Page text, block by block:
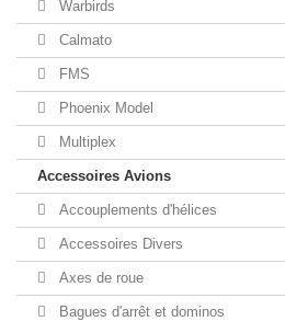
Warbirds
Calmato
FMS
Phoenix Model
Multiplex
Accessoires Avions
Accouplements d'hélices
Accessoires Divers
Axes de roue
Bagues d'arrêt et dominos